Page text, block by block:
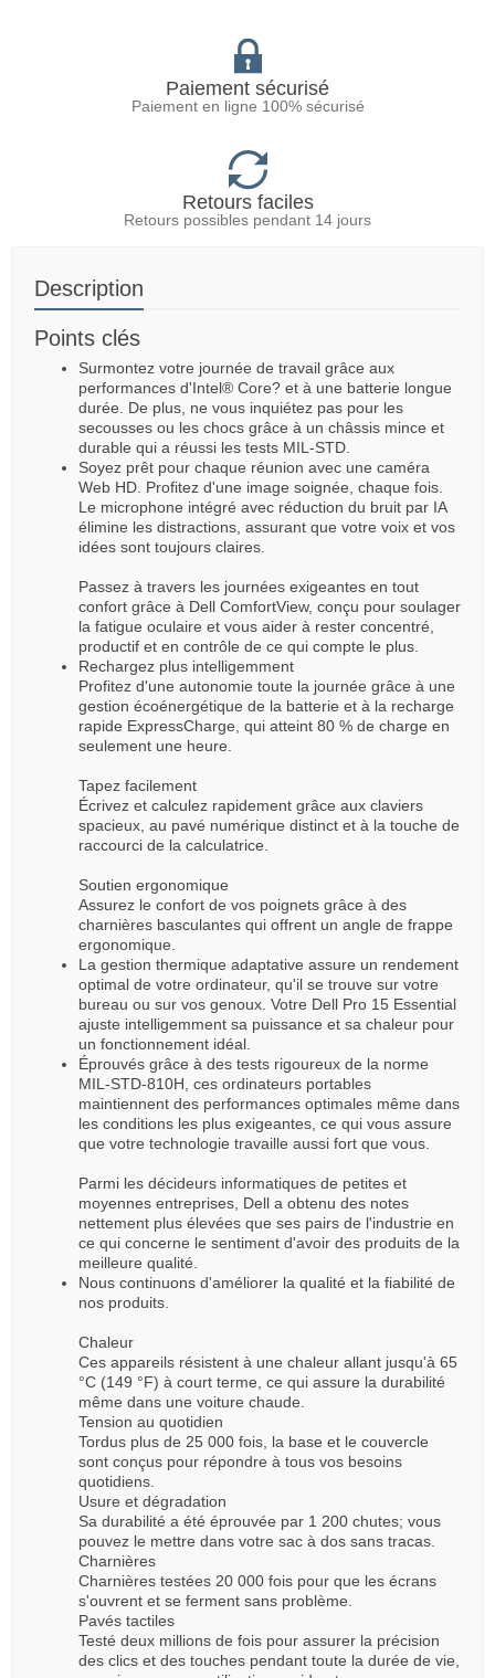
Paiement sécurisé
Paiement en ligne 100% sécurisé
Retours faciles
Retours possibles pendant 14 jours
Description
Points clés
Surmontez votre journée de travail grâce aux
performances d'Intel® Core? et à une batterie longue
durée. De plus, ne vous inquiétez pas pour les
secousses ou les chocs grâce à un châssis mince et
durable qui a réussi les tests MIL-STD.
Soyez prêt pour chaque réunion avec une caméra
Web HD. Profitez d'une image soignée, chaque fois.
Le microphone intégré avec réduction du bruit par IA
élimine les distractions, assurant que votre voix et vos
idées sont toujours claires.
Passez à travers les journées exigeantes en tout
confort grâce à Dell ComfortView, conçu pour soulager
la fatigue oculaire et vous aider à rester concentré,
productif et en contrôle de ce qui compte le plus.
Rechargez plus intelligemment
Profitez d'une autonomie toute la journée grâce à une
gestion écoénergétique de la batterie et à la recharge
rapide ExpressCharge, qui atteint 80 % de charge en
seulement une heure.
Tapez facilement
Écrivez et calculez rapidement grâce aux claviers
spacieux, au pavé numérique distinct et à la touche de
raccourci de la calculatrice.
Soutien ergonomique
Assurez le confort de vos poignets grâce à des
charnières basculantes qui offrent un angle de frappe
ergonomique.
La gestion thermique adaptative assure un rendement
optimal de votre ordinateur, qu'il se trouve sur votre
bureau ou sur vos genoux. Votre Dell Pro 15 Essential
ajuste intelligemment sa puissance et sa chaleur pour
un fonctionnement idéal.
Éprouvés grâce à des tests rigoureux de la norme
MIL-STD-810H, ces ordinateurs portables
maintiennent des performances optimales même dans
les conditions les plus exigeantes, ce qui vous assure
que votre technologie travaille aussi fort que vous.
Parmi les décideurs informatiques de petites et
moyennes entreprises, Dell a obtenu des notes
nettement plus élevées que ses pairs de l'industrie en
ce qui concerne le sentiment d'avoir des produits de la
meilleure qualité.
Nous continuons d'améliorer la qualité et la fiabilité de
nos produits.
Chaleur
Ces appareils résistent à une chaleur allant jusqu'à 65
°C (149 °F) à court terme, ce qui assure la durabilité
même dans une voiture chaude.
Tension au quotidien
Tordus plus de 25 000 fois, la base et le couvercle
sont conçus pour répondre à tous vos besoins
quotidiens.
Usure et dégradation
Sa durabilité a été éprouvée par 1 200 chutes; vous
pouvez le mettre dans votre sac à dos sans tracas.
Charnières
Charnières testées 20 000 fois pour que les écrans
s'ouvrent et se ferment sans problème.
Pavés tactiles
Testé deux millions de fois pour assurer la précision
des clics et des touches pendant toute la durée de vie,